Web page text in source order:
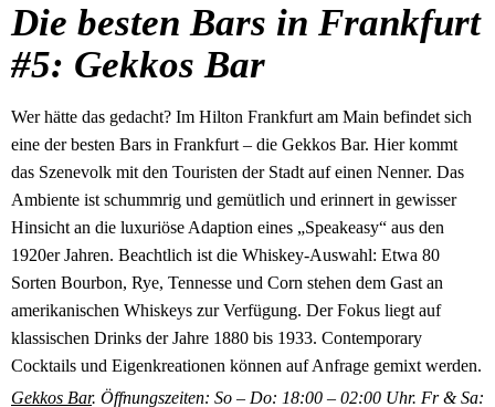
Die besten Bars in Frankfurt
#5: Gekkos Bar
Wer hätte das gedacht? Im Hilton Frankfurt am Main befindet sich
eine der besten Bars in Frankfurt – die Gekkos Bar. Hier kommt
das Szenevolk mit den Touristen der Stadt auf einen Nenner. Das
Ambiente ist schummrig und gemütlich und erinnert in gewisser
Hinsicht an die luxuriöse Adaption eines „Speakeasy“ aus den
1920er Jahren. Beachtlich ist die Whiskey-Auswahl: Etwa 80
Sorten Bourbon, Rye, Tennesse und Corn stehen dem Gast an
amerikanischen Whiskeys zur Verfügung. Der Fokus liegt auf
klassischen Drinks der Jahre 1880 bis 1933. Contemporary
Cocktails und Eigenkreationen können auf Anfrage gemixt werden.
Gekkos Bar. Öffnungszeiten: So – Do: 18:00 – 02:00 Uhr. Fr & Sa: